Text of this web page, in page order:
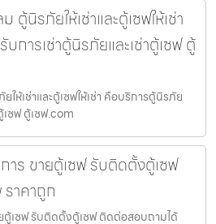
นิรภัยให้เช่าและตู้เซฟให้เช่า
การเช่าตู้นิรภัยและเช่าตู้เซฟ ตู้
ห้เช่าและตู้เซฟให้เช่า คือบริการตู้นิรภัย
เซฟ ตู้เซฟ.com
าร ขายตู้เซฟ รับติดตั้งตู้เซฟ
าคาถูก
ตู้เซฟ รับติดตั้งตู้เซฟ ติดต่อสอบถามได้